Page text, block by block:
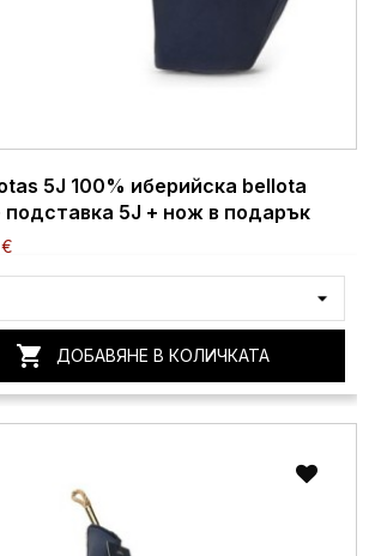
5J 100% иберийска bellota
5J + нож в подарък
 ДОБАВЯНЕ В КОЛИЧКАТА